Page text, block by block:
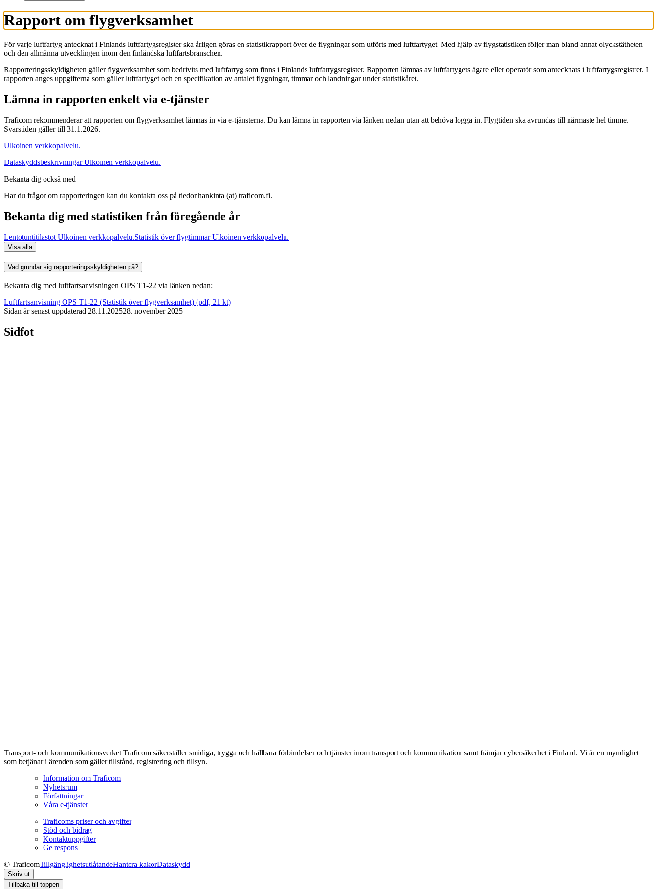
Rapport om flygverksamhet
För varje luftfartyg antecknat i Finlands luftfartygsregister ska årligen göras en statistikrapport över de flygningar som utförts med luftfartyget. Med hjälp av flygstatistiken följer man bland annat olyckstätheten
och den allmänna utvecklingen inom den finländska luftfartsbranschen.
Rapporteringsskyldigheten gäller flygverksamhet som bedrivits med luftfartyg som finns i Finlands luftfartygsregister. Rapporten lämnas av luftfartygets ägare eller operatör som antecknats i luftfartygsregistret. I
rapporten anges uppgifterna som gäller luftfartyget och en specifikation av antalet flygningar, timmar och landningar under statistikåret.
Lämna in rapporten enkelt via e-tjänster
Traficom rekommenderar att rapporten om flygverksamhet lämnas in via e-tjänsterna. Du kan lämna in rapporten via länken nedan utan att behöva logga in. Flygtiden ska avrundas till närmaste hel timme.
Svarstiden gäller till 31.1.2026.
Ulkoinen verkkopalvelu.
Dataskyddsbeskrivningar Ulkoinen verkkopalvelu.
Bekanta dig också med
Har du frågor om rapporteringen kan du kontakta oss på tiedonhankinta (at) traficom.fi.
Bekanta dig med statistiken från föregående år
Lentotuntitilastot Ulkoinen verkkopalvelu.Statistik över flygtimmar Ulkoinen verkkopalvelu.
Visa alla
Vad grundar sig rapporteringsskyldigheten på?
Bekanta dig med luftfartsanvisningen OPS T1-22 via länken nedan:
Luftfartsanvisning OPS T1-22 (Statistik över flygverksamhet) (pdf, 21 kt)
Sidan är senast uppdaterad 28.11.202528. november 2025
Sidfot
Transport- och kommunikationsverket Traficom säkerställer smidiga, trygga och hållbara förbindelser och tjänster inom transport och kommunikation samt främjar cybersäkerhet i Finland. Vi är en myndighet
som betjänar i ärenden som gäller tillstånd, registrering och tillsyn.
Information om Traficom
Nyhetsrum
Författningar
Våra e-tjänster
Traficoms priser och avgifter
Stöd och bidrag
Kontaktuppgifter
Ge respons
© TraficomTillgänglighetsutlåtandeHantera kakorDataskydd
Skriv ut
Tillbaka till toppen